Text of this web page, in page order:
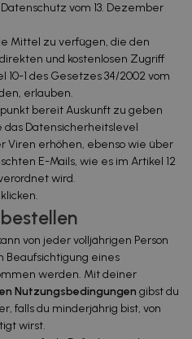
vom 13. Dezember
Mittel zu verfügen, die den
und kostenlosen Zugriff
10-1 des Gesetzes 34/2002 vom
erlauben.
bereit Auskunft zu geben
Datensicherheitslevel
Viren erhöhen, ebenso wie über
E-Mails, wie es im Artikel 12
wird.
klicken.
von jeder volljährigen Person
Beaufsichtigung eines
werden. Mit deiner
Nutzungsbedingungen gibst du
falls du minderjährig bist, von
wirst.